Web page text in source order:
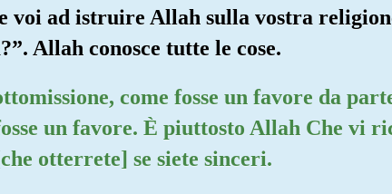
voi ad istruire Allah sulla vostra
Allah conosce tutte le cose.
come fosse un favore da
un favore. È piuttosto Allah Che vi
otterrete] se siete sinceri.